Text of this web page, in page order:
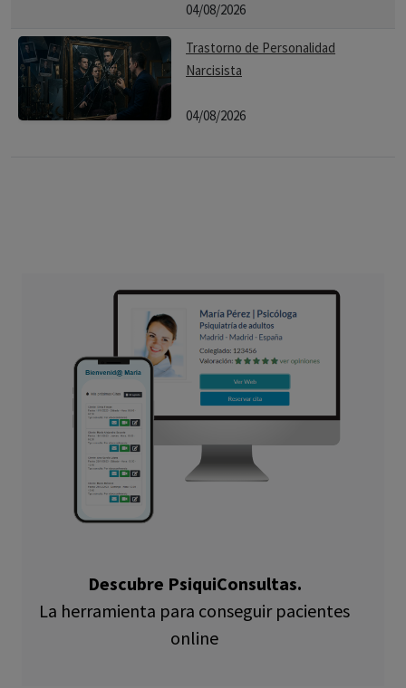
04/08/2026
Trastorno de Personalidad
Narcisista
04/08/2026
Descubre PsiquiConsultas.
La herramienta para conseguir pacientes
online